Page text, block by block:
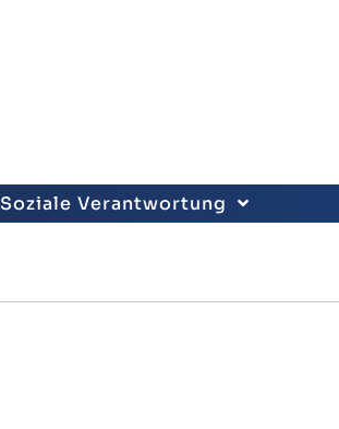
Soziale Verantwortung